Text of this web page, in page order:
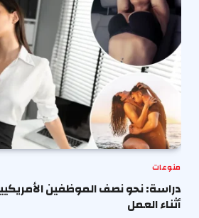
منوعات
دراسة: نحو نصف الموظفين
أثناء العمل